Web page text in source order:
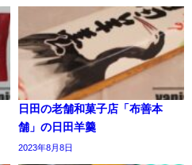
日田の老舗和菓子店「布善本
舗」の日田羊羹
2023年8月8日